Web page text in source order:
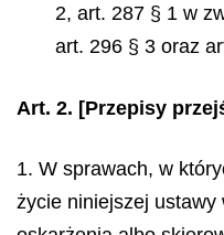
2, art. 287 § 1 w
art. 296 § 3 oraz
Art. 2. [Przepisy
1. W sprawach, w
życie niniejszej